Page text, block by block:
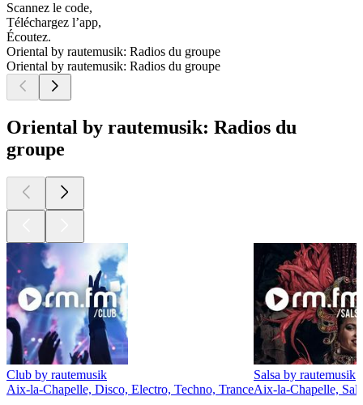
Scannez le code,
Téléchargez l’app,
Écoutez.
Oriental by rautemusik: Radios du groupe
Oriental by rautemusik: Radios du groupe
Oriental by rautemusik: Radios du
groupe
Club by rautemusik
Aix-la-Chapelle, Disco, Electro, Techno, Trance
Salsa by rautemusik
Aix-la-Chapelle,